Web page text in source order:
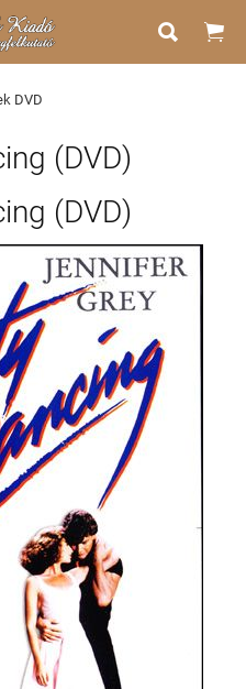
 
DVD
(DVD)
(DVD)